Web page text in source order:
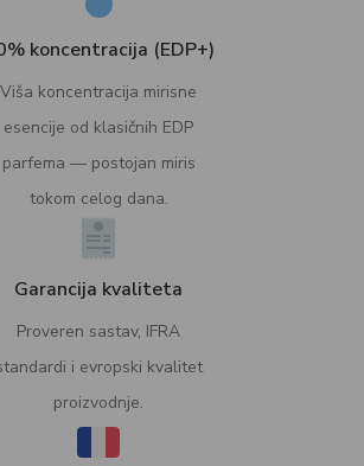
koncentracija (EDP+)
Viša koncentracija mirisne
esencije od klasičnih EDP
parfema — postojan miris
tokom celog dana.
Garancija kvaliteta
Proveren sastav, IFRA
i evropski kvalitet
proizvodnje.